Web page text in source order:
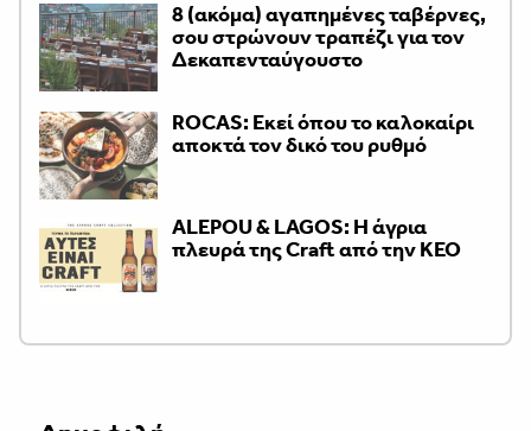
8 (ακόμα) αγαπημένες ταβέρνες,
σου στρώνουν τραπέζι για τον
Δεκαπενταύγουστο
ROCAS: Εκεί όπου το καλοκαίρι
αποκτά τον δικό του ρυθμό
ALEPOU & LAGOS: Η άγρια
πλευρά της Craft από την ΚΕΟ